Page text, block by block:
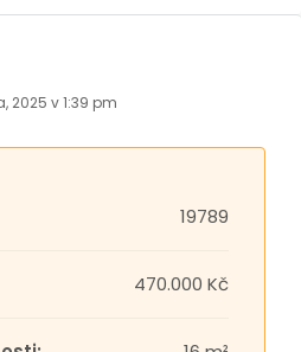
2025 v 1:39 pm
19789
470.000 Kč